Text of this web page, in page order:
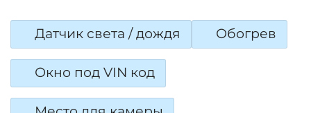
Датчик света / дождя Обогрев
Окно под VIN код